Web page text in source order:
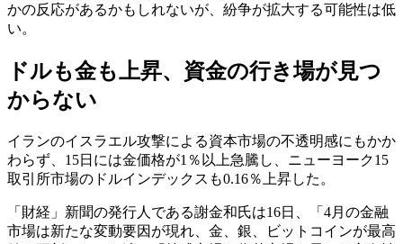
かの反応があるかもしれないが、紛争が拡大する可能性は低
い。
ドルも金も上昇、資金の行き場が見つ
からない
イランのイスラエル攻撃による資本市場の不透明感にもかか
わらず、15日には金価格が1％以上急騰し、ニューヨーク15
取引所市場のドルインデックスも0.16％上昇した。
「財経」新聞の発行人である謝金和氏は16日、「4月の金融
市場は新たな変動要因が現れ、金、銀、ビットコインが最高